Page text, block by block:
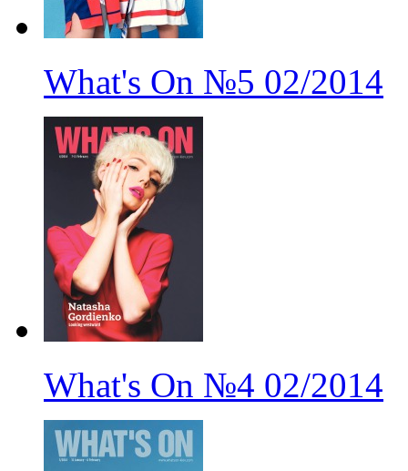
What's On №5 02/2014
What's On №4 02/2014